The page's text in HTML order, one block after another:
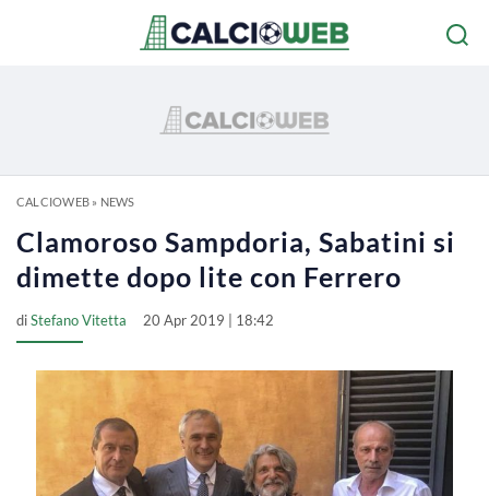
CALCIOWEB» NEWS
Clamoroso Sampdoria, Sabatini si
dimette dopo lite con Ferrero
diStefano Vitetta 20 Apr 2019 | 18:42